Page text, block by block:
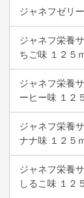
ジャネフゼリ
ジャネフ栄養
ちご味 １２５
ジャネフ栄養
ーヒー味 １２
ジャネフ栄養
ナナ味 １２５
ジャネフ栄養
しるこ味 １２